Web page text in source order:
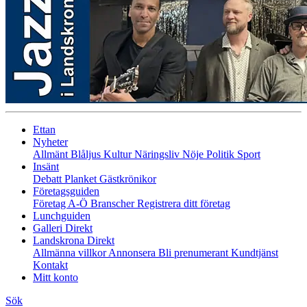
Ettan
Nyheter
Allmänt Blåljus KulturNäringsliv Nöje Politik Sport
Insänt
Debatt Planket Gästkrönikor
Företagsguiden
Företag A-Ö BranscherRegistrera ditt företag
Lunchguiden
Galleri Direkt
Landskrona Direkt
Allmänna villkorAnnonsera Bli prenumerant Kundtjänst
Kontakt
Mitt konto
Sök